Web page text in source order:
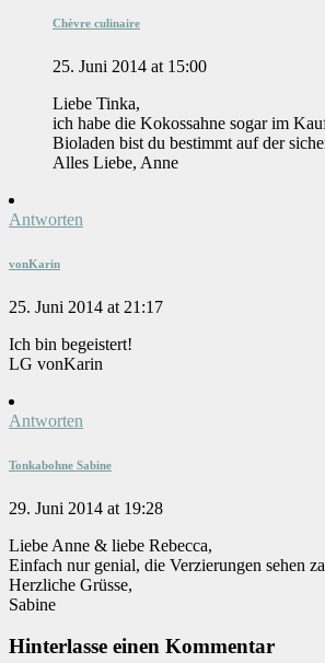
Chèvre culinaire
25. Juni 2014 at 15:00
Liebe Tinka,
ich habe die Kokossahne sogar im
Bioladen bist du bestimmt auf der
Alles Liebe, Anne
Antworten
vonKarin
25. Juni 2014 at 21:17
Ich bin begeistert!
LG vonKarin
Antworten
Tonkabohne Sabine
29. Juni 2014 at 19:28
Liebe Anne & liebe Rebecca,
Einfach nur genial, die Verzierungen sehen
Herzliche Grüsse,
Sabine
Hinterlasse einen Kommentar